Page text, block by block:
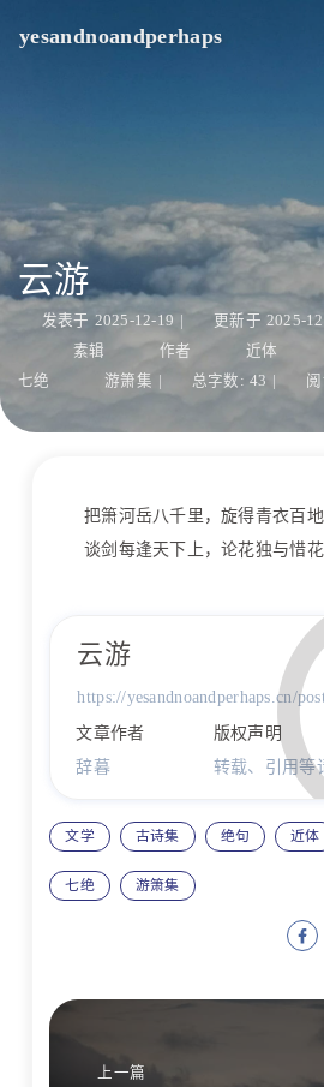
yesandnoandperhaps
云游
发表于 2025-12-19 更新于 2025-
素辑
作者 近体
七绝
游箫集 总字数: 43
把箫河岳八千里，旋得青衣百地
谈剑每逢天下上，论花独与惜花
云游
https://yesandnoandperhaps.cn/
文章作者
辞暮
版权声明
转载、引用等
文学 古诗集 绝句 近体
七绝 游箫集
上一篇